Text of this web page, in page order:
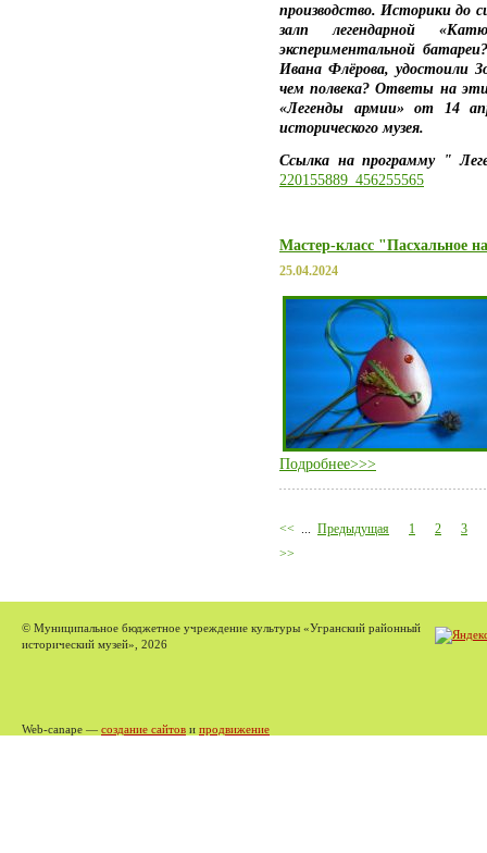
производство. Историки до
залп легендарной
экспериментальной
Ивана Флёрова, удостоили
чем полвека? Ответы на
«Легенды армии» от 14
исторического музея.
Ссылка на программу
220155889_456255565
Мастер-класс "Пасхальное
25.04.2024
Подробнее>>>
<< Предыдущая 1 2
3
>>
© Муниципальное бюджетное учреждение культуры «Угранский районный
исторический музей», 2026
Web-canape — создание сайтов и продвижение